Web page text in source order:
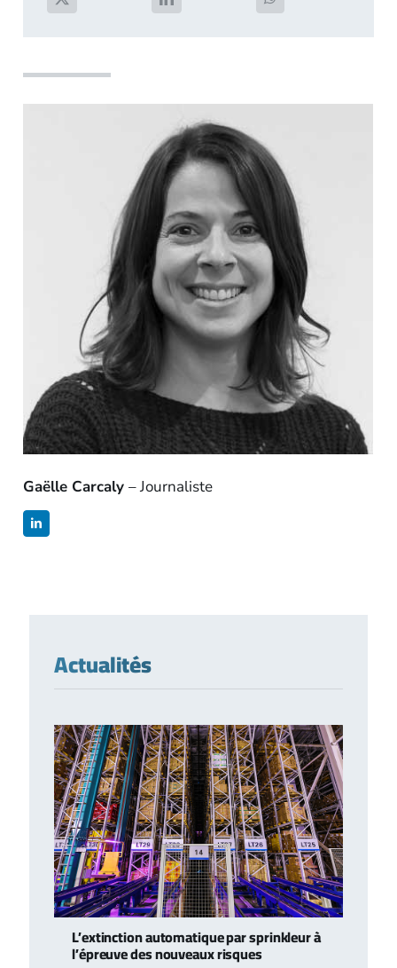
Gaëlle Carcaly– Journaliste
Actualités
L’extinction automatique par sprinkleur à
l’épreuve des nouveaux risques